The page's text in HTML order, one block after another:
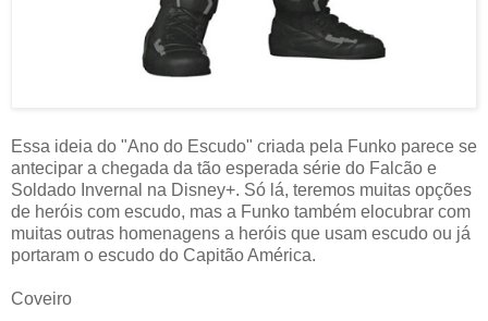
Essa ideia do "Ano do Escudo" criada pela Funko parece se
antecipar a chegada da tão esperada série do Falcão e
Soldado Invernal na Disney+. Só lá, teremos muitas opções
de heróis com escudo, mas a Funko também elocubrar com
muitas outras homenagens a heróis que usam escudo ou já
portaram o escudo do Capitão América.
Coveiro